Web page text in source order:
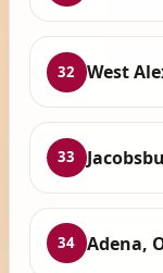
32 West
33
34 Adena,